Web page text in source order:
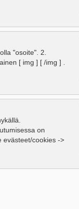
"osoite". 2.
[ img ] [ /img ] .
on
evästeet/cookies ->